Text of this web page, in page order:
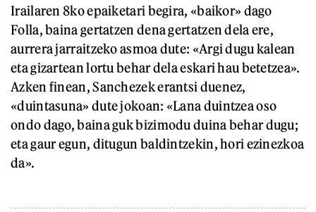
Irailaren 8ko epaiketari begira, «baikor» dago
Folla, baina gertatzen dena gertatzen dela ere,
aurrera jarraitzeko asmoa dute: «Argi dugu kalean
eta gizartean lortu behar dela eskari hau betetzea».
Azken finean, Sanchezek erantsi duenez,
«duintasuna» dute jokoan: «Lana duintzea oso
ondo dago, baina guk bizimodu duina behar dugu;
eta gaur egun, ditugun baldintzekin, hori ezinezkoa
da».